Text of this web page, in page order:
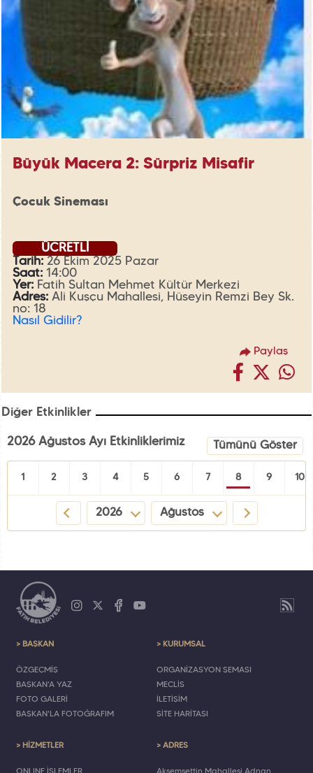
Büyük Macera 2: Sürpriz Misafir
Çocuk Sineması
ÜCRETLİ
Tarih: 26 Ekim 2025 Pazar
Saat: 14:00
Yer: Fatih Sultan Mehmet Kültür Merkezi
Adres:Ali Kuşçu Mahallesi, Hüseyin Remzi Bey Sk.
no: 18
Nasıl Gidilir?
Paylaş
Diğer Etkinlikler
2026 Ağustos Ayı Etkinliklerimiz Tümünü Göster
1 2 3 4 5 6 7 8 9 10
2026 Ağustos
> BAŞKAN
ÖZGEÇMİŞ
BAŞKAN'A YAZ
FOTO GALERİ
BAŞKAN'LA FOTOĞRAFIM
> KURUMSAL
ORGANİZASYON ŞEMASI
MECLİS
İLETİŞİM
SİTE HARİTASI
> HİZMETLER
ONLINE İŞLEMLER
> ADRES
Akşemsettin Mahallesi Adnan